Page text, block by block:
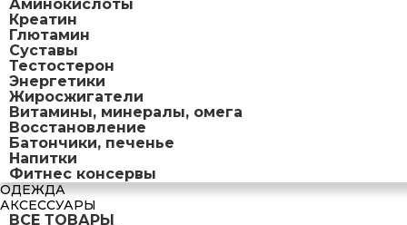
Аминокислоты
Креатин
Глютамин
Суставы
Тестостерон
Энергетики
Жиросжигатели
Витамины, минералы, омега
Восстановление
Батончики, печенье
Напитки
Фитнес консервы
ОДЕЖДА
АКСЕССУАРЫ
ВСЕ ТОВАРЫ